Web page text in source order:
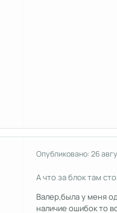
Опубликовано:26
А что за блок там
Валер,была у меня
наличие ошибок то